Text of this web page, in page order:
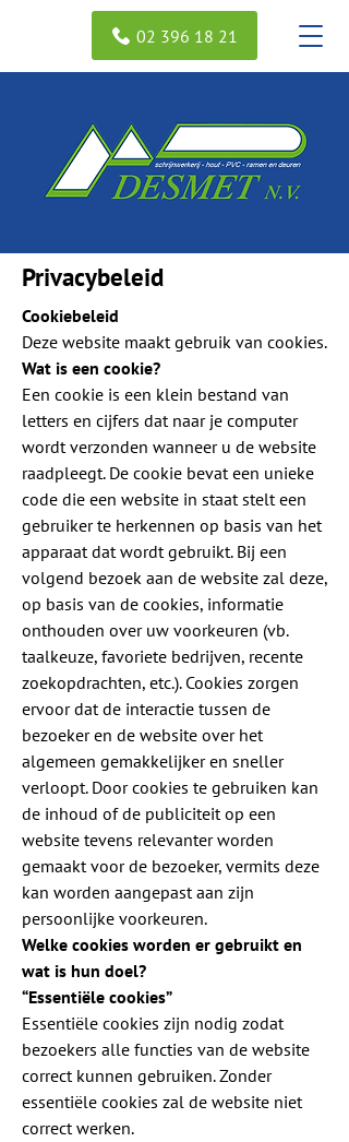
02 396 18 21
Privacybeleid
Cookiebeleid
Deze website maakt gebruik van cookies.
Wat is een cookie?
Een cookie is een klein bestand van
letters en cijfers dat naar je computer
wordt verzonden wanneer u de website
raadpleegt. De cookie bevat een unieke
code die een website in staat stelt een
gebruiker te herkennen op basis van het
apparaat dat wordt gebruikt. Bij een
volgend bezoek aan de website zal deze,
op basis van de cookies, informatie
onthouden over uw voorkeuren (vb.
taalkeuze, favoriete bedrijven, recente
zoekopdrachten, etc.). Cookies zorgen
ervoor dat de interactie tussen de
bezoeker en de website over het
algemeen gemakkelijker en sneller
verloopt. Door cookies te gebruiken kan
de inhoud of de publiciteit op een
website tevens relevanter worden
gemaakt voor de bezoeker, vermits deze
kan worden aangepast aan zijn
persoonlijke voorkeuren.
Welke cookies worden er gebruikt en
wat is hun doel?
“Essentiële cookies”
Essentiële cookies zijn nodig zodat
bezoekers alle functies van de website
correct kunnen gebruiken. Zonder
essentiële cookies zal de website niet
correct werken.